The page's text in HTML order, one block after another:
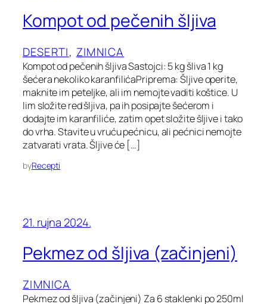
Kompot od pečenih šljiva
DESERTI, ZIMNICA
Kompot od pečenih šljiva Sastojci: 5 kg šliva 1 kg
šećera nekoliko karanfilićaPriprema: Šljive operite,
maknite im peteljke, ali im nemojte vaditi koštice. U
lim složite red šljiva, pa ih posipajte šećerom i
dodajte im karanfiliće, zatim opet složite šljive i tako
do vrha. Stavite u vruću pećnicu, ali pećnici nemojte
zatvarati vrata. Šljive će […]
byRecepti
21. rujna 2024.
Pekmez od šljiva (začinjeni)
ZIMNICA
Pekmez od šljiva (začinjeni) Za 6 staklenki po 250ml